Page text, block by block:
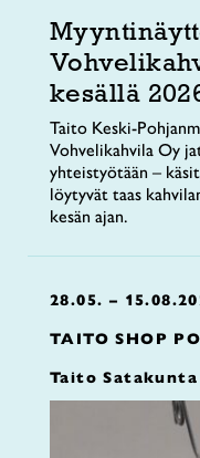
kesällä
Taito Keski-
Vohvelikahvila Oy
yhteistyötään –
löytyvät taas
kesän ajan.
28.05. –
TAITO SHOP
Taito